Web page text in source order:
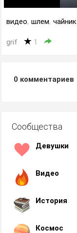
видео, шлем, чайник
grif 1
0 комментариев
Сообщества
Девушки
Видео
История
Космос